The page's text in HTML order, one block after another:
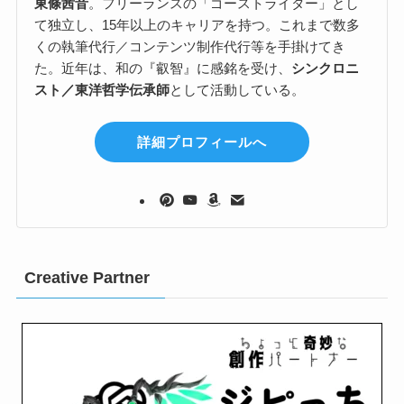
東條茜音。フリーランスの「ゴーストライター」とし
て独立し、15年以上のキャリアを持つ。これまで数多
くの執筆代行／コンテンツ制作代行等を手掛けてき
た。近年は、和の『叡智』に感銘を受け、 シンクロニ
スト／東洋哲学伝承師として活動している。
詳細プロフィールへ
Creative Partner